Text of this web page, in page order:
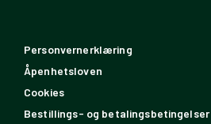
Personvernerklæring
Åpenhetsloven
Cookies
Bestillings- og betalingsbetingelser